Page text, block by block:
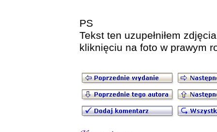
PS
Tekst ten uzupełniłem
kliknięciu na foto w prawym